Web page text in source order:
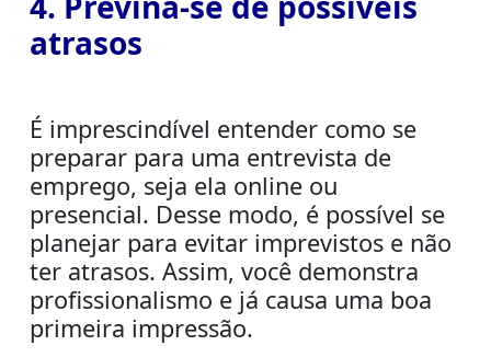
atrasos
É imprescindível entender como se
preparar para uma entrevista de
emprego, seja ela online ou
presencial. Desse modo, é possível se
planejar para evitar imprevistos e não
ter atrasos. Assim, você demonstra
profissionalismo e já causa uma boa
primeira impressão.